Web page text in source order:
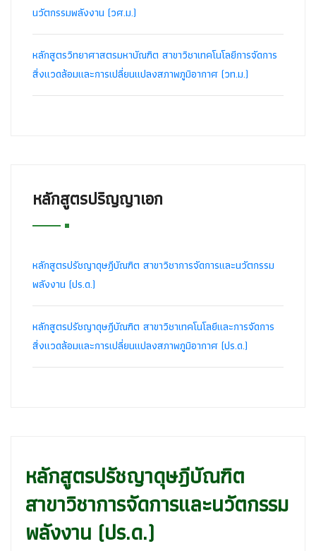
นวัตกรรมพลังงาน (วศ.ม.)
หลักสูตรวิทยาศาสตรมหาบัณฑิต สาขาวิชาเทคโนโลยีการจัดการ
สิ่งแวดล้อมและการเปลี่ยนแปลงสภาพภูมิอากาศ (วท.ม.)
หลักสูตรปริญญาเอก
หลักสูตรปรัชญาดุษฎีบัณฑิต สาขาวิชาการจัดการและนวัตกรรม
พลังงาน (ปร.ด.)
หลักสูตรปรัชญาดุษฎีบัณฑิต สาขาวิชาเทคโนโลยีและการจัดการ
สิ่งแวดล้อมและการเปลี่ยนแปลงสภาพภูมิอากาศ (ปร.ด.)
หลักสูตรปรัชญาดุษฎีบัณฑิต
สาขาวิชาการจัดการและนวัตกรรม
พลังงาน (ปร.ด.)